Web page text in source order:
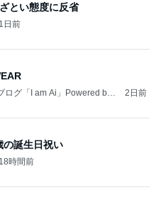
とい態度に反省
1日前
ログ「I am Ai」Powered by
2日前
の誕生日祝い
18時間前